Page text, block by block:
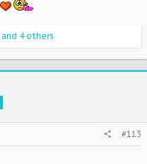
and 4 others
#113